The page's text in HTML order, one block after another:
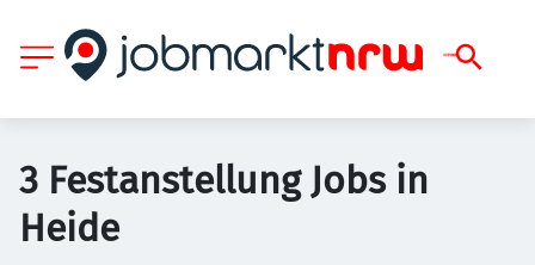
3 Festanstellung Jobs in
Heide